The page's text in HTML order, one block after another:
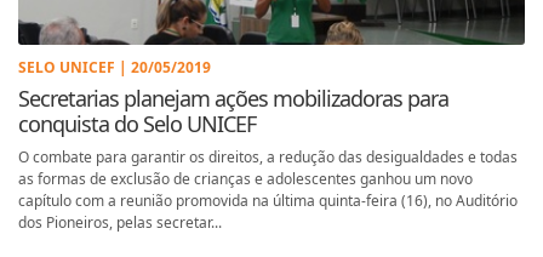
SELO UNICEF | 20/05/2019
Secretarias planejam ações mobilizadoras para
conquista do Selo UNICEF
O combate para garantir os direitos, a redução das desigualdades e todas
as formas de exclusão de crianças e adolescentes ganhou um novo
capítulo com a reunião promovida na última quinta-feira (16), no Auditório
dos Pioneiros, pelas secretar...